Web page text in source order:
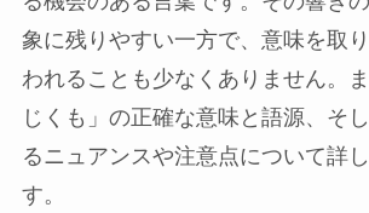
象に残りやすい一方で、意味を取
われることも少なくありません。
じくも」の正確な意味と語源、そ
るニュアンスや注意点について詳
す。